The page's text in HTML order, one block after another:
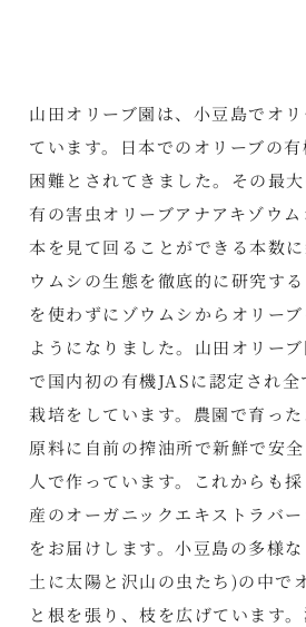
山田オリーブ園は、小豆島でオ
ています。日本でのオリーブの
困難とされてきました。その最
有の害虫オリーブアナアキゾウ
本を見て回ることができる本数
ウムシの生態を徹底的に研究す
を使わずにゾウムシからオリー
ようになりました。山田オリー
で国内初の有機JASに認定され
栽培をしています。農園で育っ
原料に自前の搾油所で新鮮で安
人で作っています。これからも
産のオーガニックエキストラバ
をお届けします。小豆島の多様な
土に太陽と沢山の虫たち)の中で
と根を張り、枝を広げています